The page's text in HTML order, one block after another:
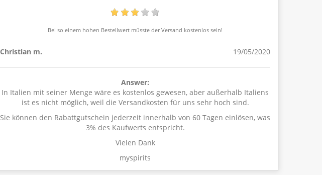
Bei so einem hohen Bestellwert müsste der Versand kostenlos sein!
Christian m. 19/05/2020
Answer:
In Italien mit seiner Menge wäre es kostenlos gewesen, aber außerhalb Italiens
ist es nicht möglich, weil die Versandkosten für uns sehr hoch sind.
Sie können den Rabattgutschein jederzeit innerhalb von 60 Tagen einlösen, was
3% des Kaufwerts entspricht.
Vielen Dank
myspirits